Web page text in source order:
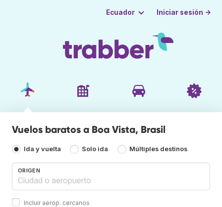
Ecuador Iniciar sesión →
Vuelos baratos a Boa Vista, Brasil
Ida y vuelta Solo ida Múltiples destinos
ORIGEN
Incluir aerop. cercanos